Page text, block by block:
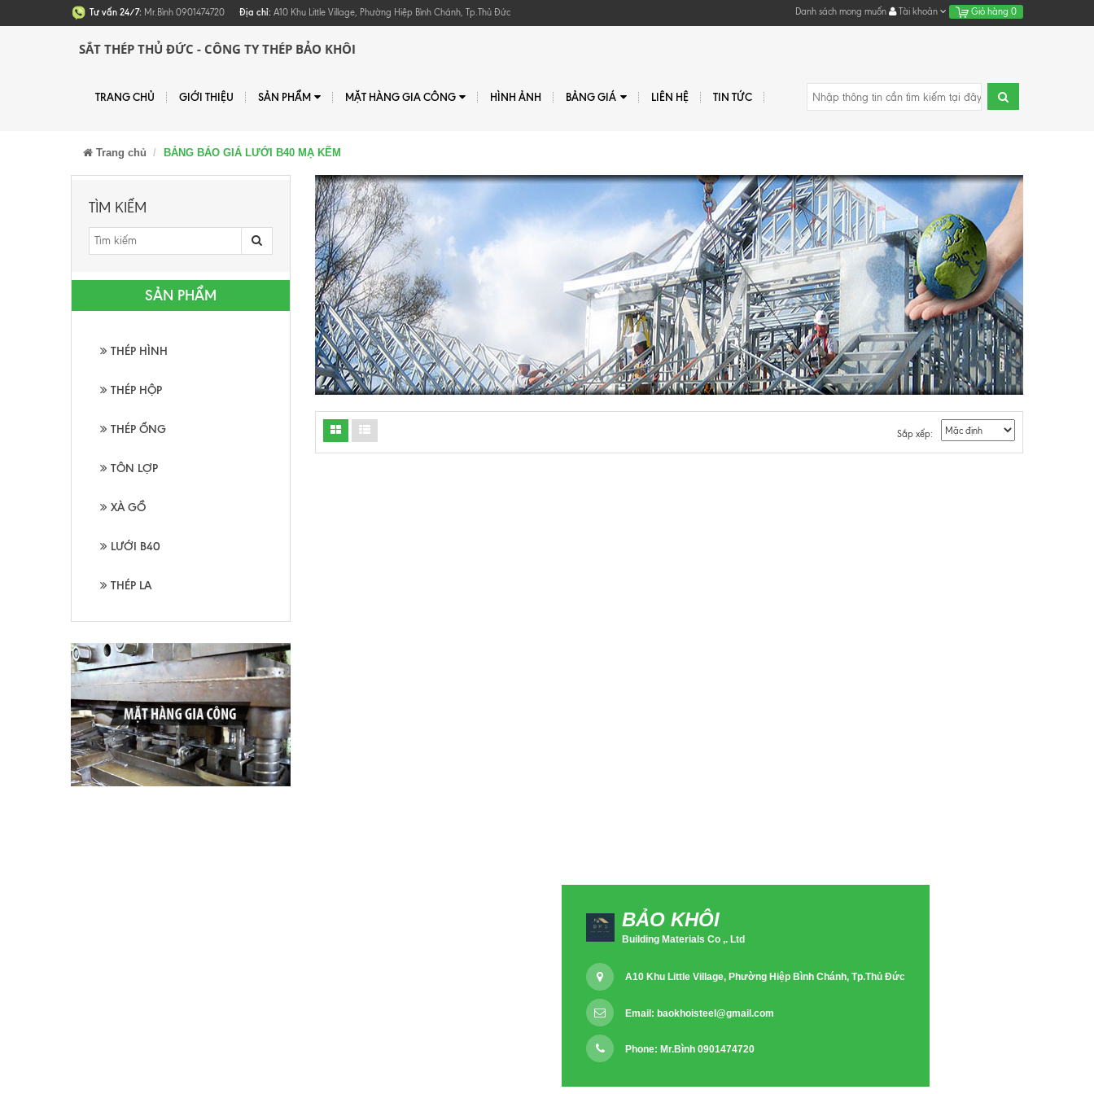
Tư vấn 24/7: Mr.Bình 0901474720 Địa chỉ: A10 Khu Little Village, Phường Hiệp Bình Chánh, Tp.Thủ Đức Danh sách mong muốn Tài khoản Giỏ hàng 0
SẮT THÉP THỦ ĐỨC - CÔNG TY THÉP BẢO KHÔI
TRANG CHỦ GIỚI THIỆU SẢN PHẨM MẶT HÀNG GIA CÔNG HÌNH ẢNH BẢNG GIÁ LIÊN HỆ TIN TỨC
Trang chủ BẢNG BÁO GIÁ LƯỚI B40 MẠ KẼM
TÌM KIẾM
SẢN PHẨM
THÉP HÌNH
THÉP HỘP
THÉP ỐNG
TÔN LỢP
XÀ GỒ
LƯỚI B40
THÉP LA
Sắp xếp:
BẢO KHÔI
Building Materials Co ,. Ltd
A10 Khu Little Village, Phường Hiệp Bình Chánh, Tp.Thủ Đức
Email: baokhoisteel@gmail.com
Phone: Mr.Bình 0901474720